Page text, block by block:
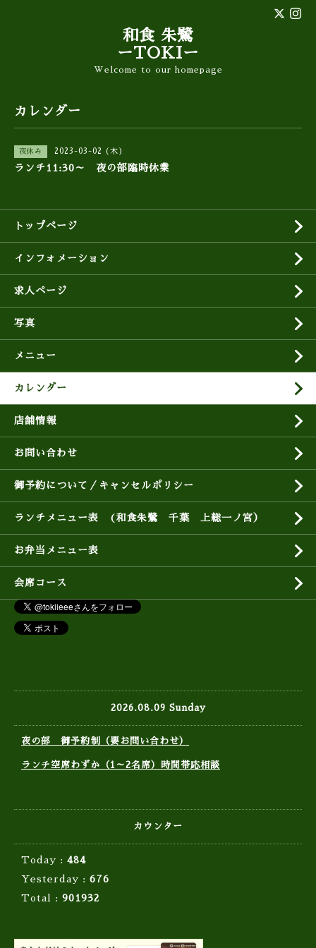
和食 朱鷺
ーTOKIー
Welcome to our homepage
カレンダー
夜休み 2023-03-02 (木)
ランチ11:30～ 夜の部臨時休業
トップページ
インフォメーション
求人ページ
写真
メニュー
カレンダー
店舗情報
お問い合わせ
御予約について／キャンセルポリシー
ランチメニュー表 (和食朱鷺 千葉 上総一ノ宮）
お弁当メニュー表
会席コース
2026.08.09 Sunday
夜の部 御予約制（要お問い合わせ）
ランチ空席わずか（1～2名席）時間帯応相談
カウンター
Today : 484
Yesterday : 676
Total : 901932